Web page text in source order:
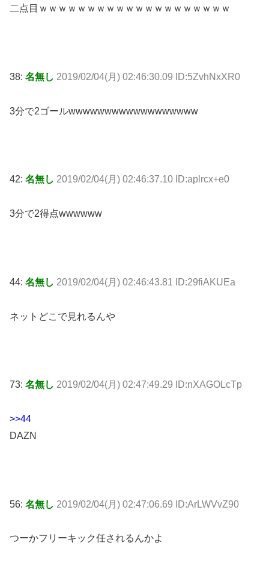
二点目ｗｗｗｗｗｗｗｗｗｗｗｗｗｗｗｗｗｗｗｗ
38: 名無し 2019/02/04(月) 02:46:30.09 ID:5ZvhNxXR0
3分で2ゴールwwwwwwwwwwwwwwwwww
42: 名無し 2019/02/04(月) 02:46:37.10 ID:aplrcx+e0
3分で2得点wwwwww
44: 名無し 2019/02/04(月) 02:46:43.81 ID:29fiAKUEa
ネットどこで見れるんや
73: 名無し 2019/02/04(月) 02:47:49.29 ID:nXAGOLcTp
>>44
DAZN
56: 名無し 2019/02/04(月) 02:47:06.69 ID:ArLWVvZ90
つーかフリーキック任されるんかよ